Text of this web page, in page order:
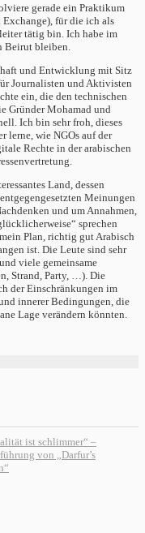
gerade ein Praktikum
für die ich als
tätig bin. Ich habe im
Beirut bleiben.
und Entwicklung mit Sitz
Journalisten und Aktivisten
ein, die den technischen
Gründer Mohamad und
Ich bin sehr froh, dieses
lerne, wie NGOs auf der
Rechte in der arabischen
Land, dessen
Meinungen
und um Annahmen,
sprechen
Plan, richtig gut Arabisch
ist. Die Leute sind sehr
viele gemeinsame
Strand, Party, …). Die
der Einschränkungen im
innerer Bedingungen, die
Lage verändern könnten.
ist schlimmer“ –
von „Darfur’s